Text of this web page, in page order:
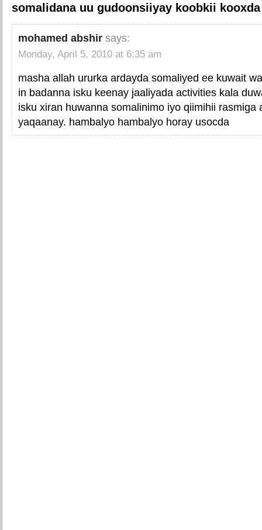
somalidana uu gudoonsiiyay koobkii
mohamed abshir says:
Monday, April 5, 2010 at 6:35 am
masha allah ururka ardayda somaliyed ee kuwait
in badanna isku keenay jaaliyada activities kala
isku xiran huwanna somalinimo iyo qiimihii rasmiga
yaqaanay. hambalyo hambalyo horay usocda